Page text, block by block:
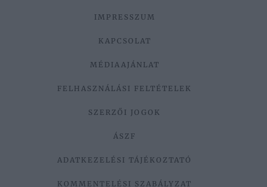
IMPRESSZUM
KAPCSOLAT
MÉDIAAJÁNLAT
FELHASZNÁLÁSI FELTÉTELEK
SZERZŐI JOGOK
ÁSZF
ADATKEZELÉSI TÁJÉKOZTATÓ
KOMMENTELÉSI SZABÁLYZAT